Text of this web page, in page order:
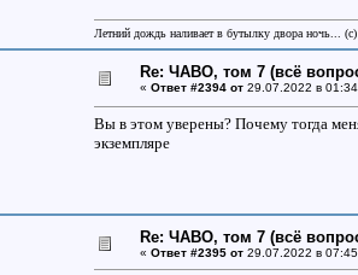
Летний дождь наливает в бутылку двора ночь...
Re: ЧАВО, том 7 (всё
« Ответ #2394 от29.07.2022 в
Вы в этом уверены? Почему тогда
экземпляре
Re: ЧАВО, том 7 (всё
« Ответ #2395 от29.07.2022 в